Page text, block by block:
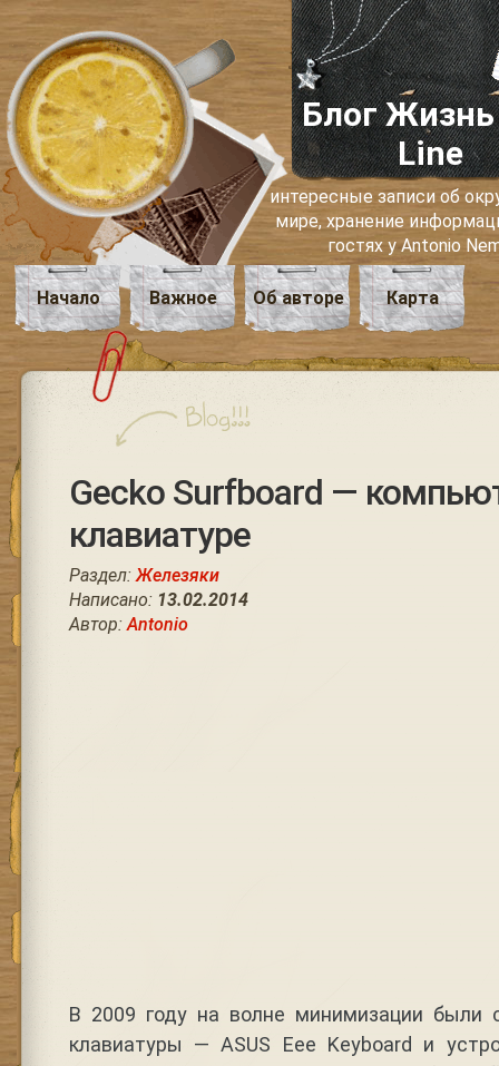
Блог Жизнь
Line
интересные записи об
мире, хранение
гостях у Antonio
Начало Важное Об авторе Карта
Gecko Surfboard —
клавиатуре
Раздел:Железяки
Написано: 13.02.2014
Автор:Antonio
В 2009 году на волне минимизации были
клавиатуры — ASUS Eee Keyboard и